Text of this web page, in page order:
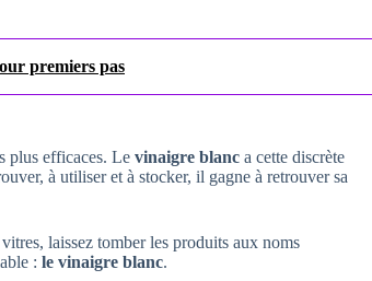
premiers pas
plus efficaces. Le vinaigre blanc a cette discrète
à utiliser et à stocker, il gagne à retrouver sa
laissez tomber les produits aux noms
: le vinaigre blanc.